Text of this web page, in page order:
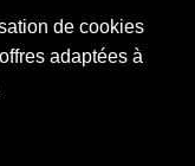
de cookies
adaptées à